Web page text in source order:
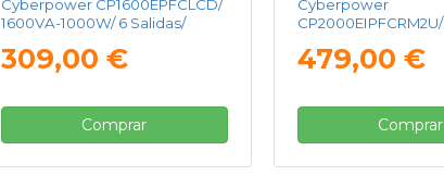
Cyberpower CP1600EPFCLCD/
1600VA-1000W/ 6 Salidas/
309,00 €
Comprar
Cyberpower
Rack
479,00 €
Comprar